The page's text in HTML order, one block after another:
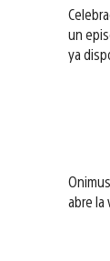
un
ya
abre la